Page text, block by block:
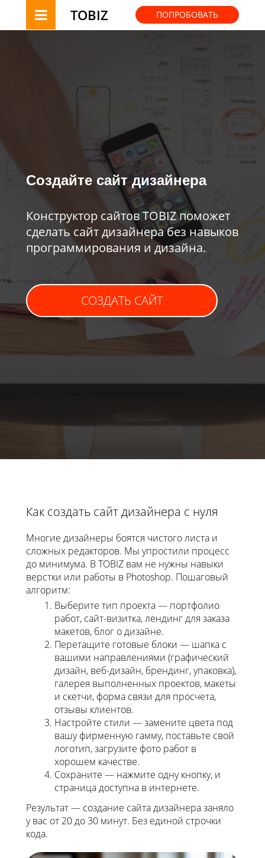
TOBIZ ПОПРОБОВАТЬ
Создайте сайт дизайнера
Конструктор сайтов TOBIZ поможет
сделать сайт дизайнера без навыков
программирования и дизайна.
СОЗДАТЬ САЙТ
Как создать сайт дизайнера с нуля
Многие дизайнеры боятся чистого листа и
сложных редакторов. Мы упростили процесс
до минимума. В TOBIZ вам не нужны навыки
верстки или работы в Photoshop. Пошаговый
алгоритм:
Выберите тип проекта — портфолио
работ, сайт-визитка, лендинг для заказа
макетов, блог о дизайне.
Перетащите готовые блоки — шапка с
вашими направлениями (графический
дизайн, веб-дизайн, брендинг, упаковка),
галерея выполненных проектов, макеты
и скетчи, форма связи для просчета,
отзывы клиентов.
Настройте стили — замените цвета под
вашу фирменную гамму, поставьте свой
логотип, загрузите фото работ в
хорошем качестве.
Сохраните — нажмите одну кнопку, и
страница доступна в интернете.
Результат — создание сайта дизайнера заняло
у вас от 20 до 30 минут. Без единой строчки
кода.